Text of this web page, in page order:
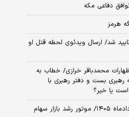
دفاعی مکه
هرمز
شد/ ارسال ویدئوی لحظه قتل او
محمدباقر خرازی/ خطاب به
بست و دفتر رهبری با
یا خیر؟
پیش بینی بورس فردا شنبه ۱۷ مردادماه ۱۴۰۵/ موتور رشد بازار سهام